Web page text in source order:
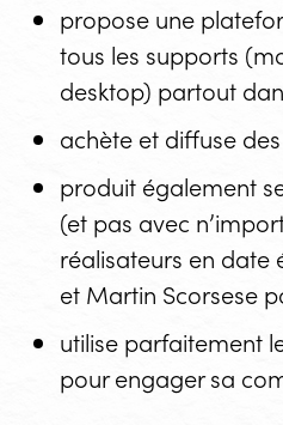
propose une
tous les supports
desktop) partout
achète et diffuse
produit également
(et pas avec
réalisateurs en date
et Martin Scorsese
utilise parfaitement
pour engager sa